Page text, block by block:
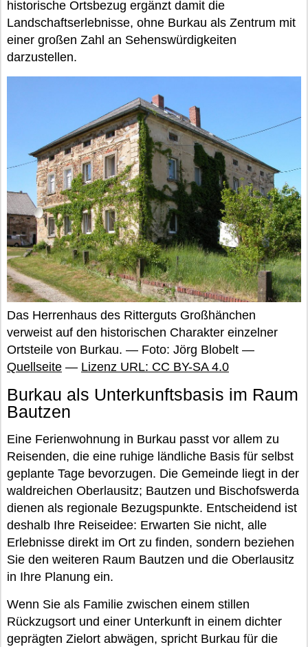
historische Ortsbezug ergänzt damit die
Landschaftserlebnisse, ohne Burkau als Zentrum mit
einer großen Zahl an Sehenswürdigkeiten
darzustellen.
Das Herrenhaus des Ritterguts Großhänchen
verweist auf den historischen Charakter einzelner
Ortsteile von Burkau. — Foto: Jörg Blobelt —
Quellseite — Lizenz URL: CC BY-SA 4.0
Burkau als Unterkunftsbasis im Raum
Bautzen
Eine Ferienwohnung in Burkau passt vor allem zu
Reisenden, die eine ruhige ländliche Basis für selbst
geplante Tage bevorzugen. Die Gemeinde liegt in der
waldreichen Oberlausitz; Bautzen und Bischofswerda
dienen als regionale Bezugspunkte. Entscheidend ist
deshalb Ihre Reiseidee: Erwarten Sie nicht, alle
Erlebnisse direkt im Ort zu finden, sondern beziehen
Sie den weiteren Raum Bautzen und die Oberlausitz
in Ihre Planung ein.
Wenn Sie als Familie zwischen einem stillen
Rückzugsort und einer Unterkunft in einem dichter
geprägten Zielort abwägen, spricht Burkau für die